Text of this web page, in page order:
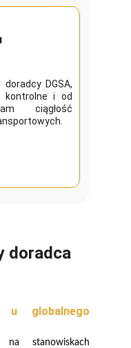
DGSA,
kontrolne i od
ciągłość
doradca
u globalnego
na stanowiskach